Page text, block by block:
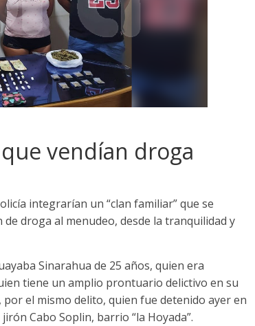
vendían droga
integrarían un “clan familiar” que se
droga al menudeo, desde la tranquilidad y
Sinarahua de 25 años, quien era
tiene un amplio prontuario delictivo en su
el mismo delito, quien fue detenido ayer en
Cabo Soplin, barrio “la Hoyada”.